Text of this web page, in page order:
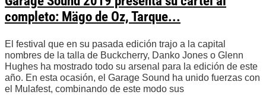
completo: Mägo de Oz, Tarque...
El festival que en su pasada edición trajo a la capital
nombres de la talla de Buckcherry, Danko Jones o Glenn
Hughes ha mostrado todo su arsenal para la edición de este
año. En esta ocasión, el Garage Sound ha unido fuerzas con
el Mulafest, combinando de este modo sus